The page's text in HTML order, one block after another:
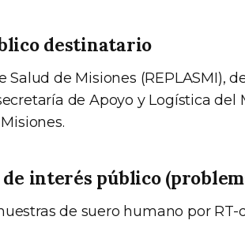
destinatario
Salud de Misiones (REPLASMI),
de Apoyo y Logística del
interés público
de suero humano por RT-